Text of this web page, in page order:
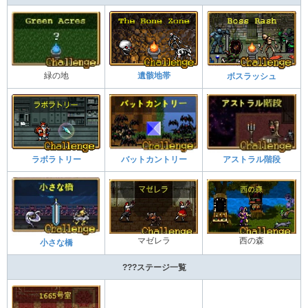
緑の地 遺骸地帯 ボスラッシュ
ラボラトリー バットカントリー アストラル階段
小さな橋 マゼレラ 西の森
???ステージ一覧